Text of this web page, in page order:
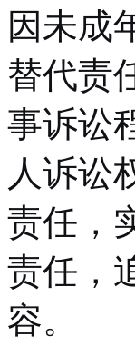
因未成
替代责
事诉讼
人诉讼
责任，
责任，
容。